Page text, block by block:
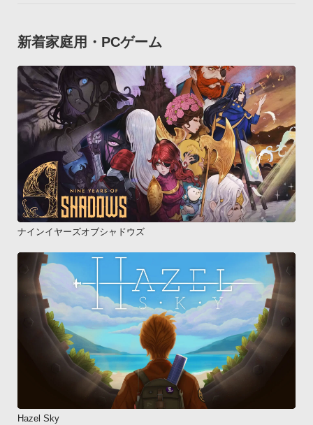
新着家庭用・PCゲーム
ナインイヤーズオブシャドウズ
Hazel Sky